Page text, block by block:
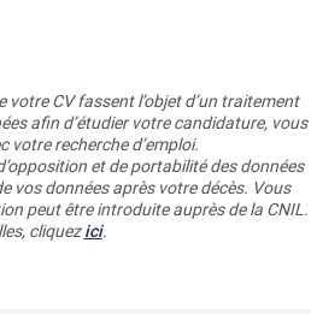
CV fassent l’objet d’un traitement
afin d’étudier votre candidature, vous
recherche d’emploi.
et de portabilité des données
vos données après votre décès. Vous
peut être introduite auprès de la CNIL.
cliquezici.